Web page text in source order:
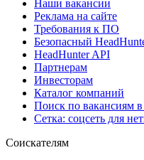
Наши вакансии
Реклама на сайте
Требования к ПО
Безопасный
HeadHunter API
Партнерам
Инвесторам
Каталог компаний
Поиск по вакансиям
Сетка: соцсеть для
Соискателям